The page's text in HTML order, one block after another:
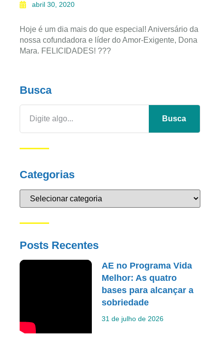
abril 30, 2020
Hoje é um dia mais do que especial! Aniversário da
nossa cofundadora e líder do Amor-Exigente, Dona
Mara. FELICIDADES! ???
Busca
Busca
Categorias
Posts Recentes
AE no Programa Vida
Melhor: As quatro
bases para alcançar a
sobriedade
31 de julho de 2026